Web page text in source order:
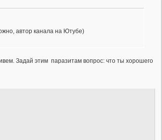
автор канала на Ютубе)
Задай этим паразитам вопрос: что ты хорошего